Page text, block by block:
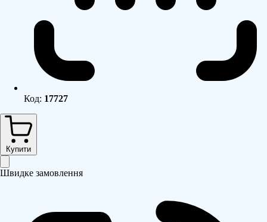
Код: 17727
Купити
Швидке замовлення